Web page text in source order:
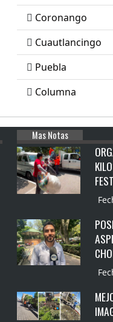
Coronango
Cuautlancingo
Puebla
Columna
Mas Notas